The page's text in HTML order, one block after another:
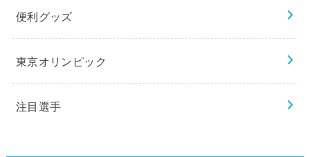
便利グッズ
東京オリンピック
注目選手